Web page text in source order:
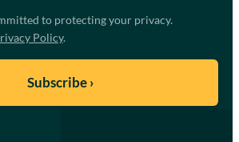
to protecting your privacy.
Policy.